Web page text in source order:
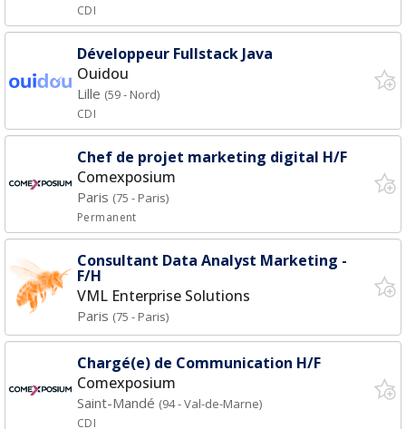
CDI
Développeur Fullstack Java
Ouidou
Lille (59 - Nord)
CDI
Chef de projet marketing digital H/F
Comexposium
Paris (75 - Paris)
Permanent
Consultant Data Analyst Marketing -
F/H
VML Enterprise Solutions
Paris (75 - Paris)
Chargé(e) de Communication H/F
Comexposium
Saint-Mandé (94 - Val-de-Marne)
CDI